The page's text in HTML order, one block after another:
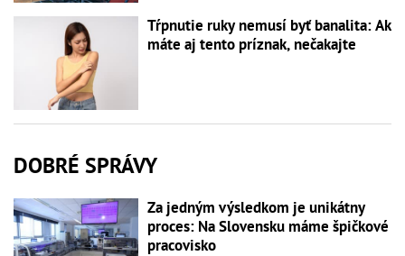
Tŕpnutie ruky nemusí byť banalita: Ak
máte aj tento príznak, nečakajte
DOBRÉ SPRÁVY
Za jedným výsledkom je unikátny
proces: Na Slovensku máme špičkové
pracovisko